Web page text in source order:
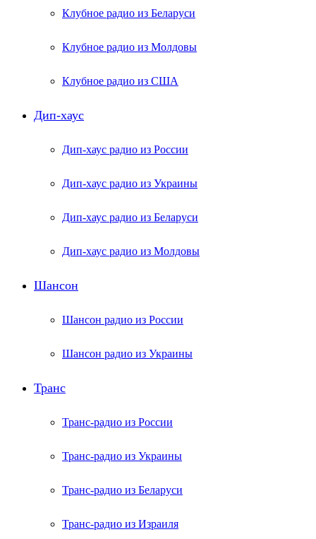
Клубное радио из Беларуси
Клубное радио из Молдовы
Клубное радио из США
Дип-хаус
Дип-хаус радио из России
Дип-хаус радио из Украины
Дип-хаус радио из Беларуси
Дип-хаус радио из Молдовы
Шансон
Шансон радио из России
Шансон радио из Украины
Транс
Транс-радио из России
Транс-радио из Украины
Транс-радио из Беларуси
Транс-радио из Израиля